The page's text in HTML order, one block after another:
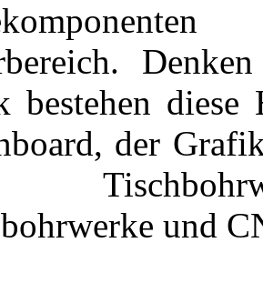
bestehen diese
der
und